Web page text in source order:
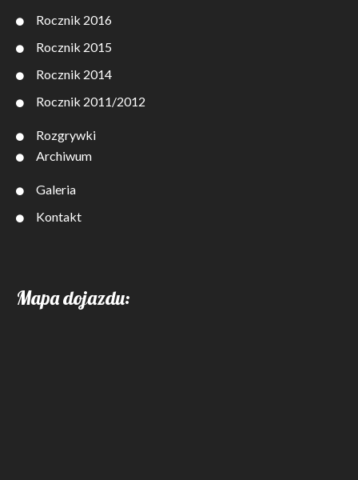
Rocznik 2016
Rocznik 2015
Rocznik 2014
Rocznik 2011/2012
Rozgrywki
Archiwum
Galeria
Kontakt
Mapa dojazdu: